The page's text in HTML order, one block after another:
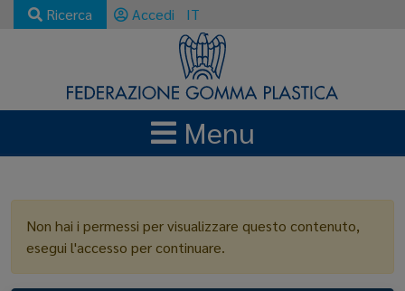
Ricerca Accedi IT
Menu
Non hai i permessi per visualizzare questo contenuto,
esegui l'accesso per continuare.